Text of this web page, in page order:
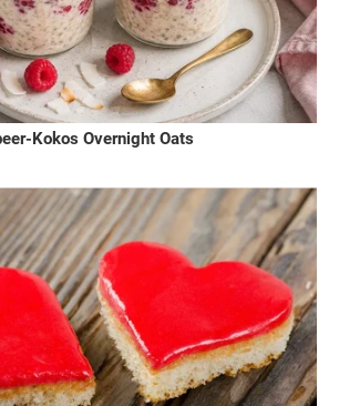
Kokos Overnight Oats